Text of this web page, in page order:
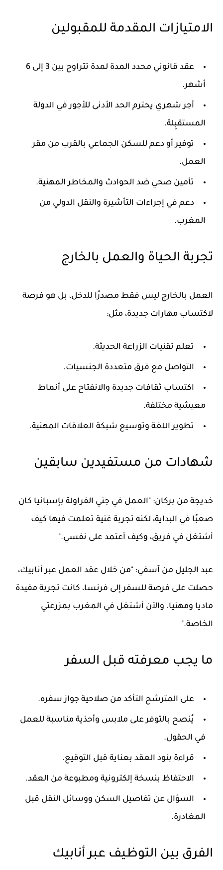
الامتيازات المقدمة للمقبولين
عقد قانوني محدد المدة لمدة تتراوح بين 3 إلى 6
أشهر.
أجر شهري يحترم الحد الأدنى للأجور في الدولة
المستقبِلة.
توفير أو دعم للسكن الجماعي بالقرب من مقر
العمل.
تأمين صحي ضد الحوادث والمخاطر المهنية.
دعم في إجراءات التأشيرة والنقل الدولي من
المغرب.
تجربة الحياة والعمل بالخارج
العمل بالخارج ليس فقط مصدرًا للدخل، بل هو فرصة
لاكتساب مهارات جديدة، مثل:
تعلم تقنيات الزراعة الحديثة.
التواصل مع فرق متعددة الجنسيات.
اكتساب ثقافات جديدة والانفتاح على أنماط
معيشية مختلفة.
تطوير اللغة وتوسيع شبكة العلاقات المهنية.
شهادات من مستفيدين سابقين
خديجة من بركان: "العمل في جني الفراولة بإسبانيا كان
صعبًا في البداية، لكنه تجربة غنية تعلمت فيها كيف
أشتغل في فريق، وكيف أعتمد على نفسي."
عبد الجليل من آسفي: "من خلال عقد العمل عبر أنابيك،
حصلت على فرصة للسفر إلى فرنسا، كانت تجربة مفيدة
ماديا ومهنيا. والآن أشتغل في المغرب بمزرعتي
الخاصة."
ما يجب معرفته قبل السفر
على المترشح التأكد من صلاحية جواز سفره.
يُنصح بالتوفر على ملابس وأحذية مناسبة للعمل
في الحقول.
قراءة بنود العقد بعناية قبل التوقيع.
الاحتفاظ بنسخة إلكترونية ومطبوعة من العقد.
السؤال عن تفاصيل السكن ووسائل النقل قبل
المغادرة.
الفرق بين التوظيف عبر أنابيك